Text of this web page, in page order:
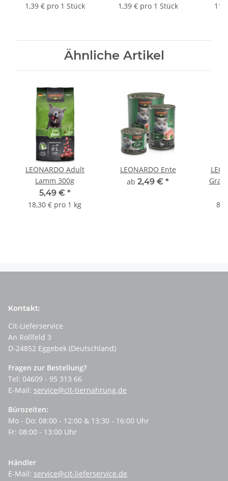
1,39 € pro 1 Stück
1,39 € pro 1 Stück
Ähnliche Artikel
LEONARDO Adult
Lamm 300g
5,49 € *
18,30 € pro 1 kg
LEONARDO Ente
ab 2,49 € *
Kontakt:
Cit-Lieferservice
An Rollfeld 3
D-24852 Eggebek (Deutschland)
Fragen zur Bestellung?
Tel: 04609 - 95 313 66
E-Mail: service@cit-tiernahrung.de
Bürozeiten:
Mo - Do: 08:00 - 12:00 & 13:30 - 16:00 Uhr
Fr: 08:00 - 13:00 Uhr
Händler
E-Mail: service@cit-lieferservice.de